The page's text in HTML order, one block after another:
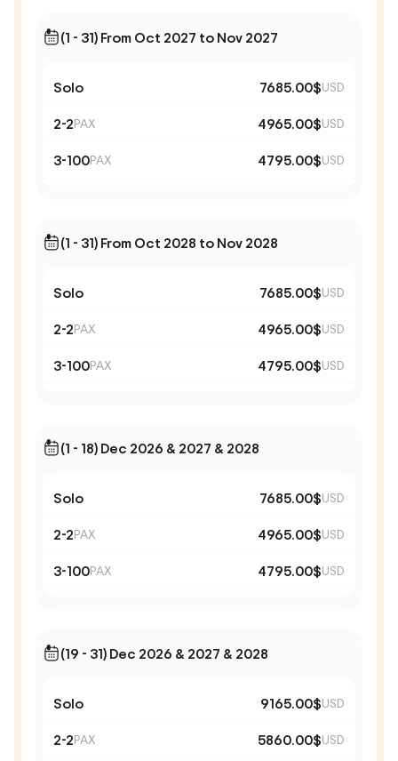
(1 - 31) From Oct 2027 to Nov 2027
Solo 7685.00$USD
2-2PAX 4965.00$USD
3-100PAX 4795.00$USD
(1 - 31) From Oct 2028 to Nov 2028
Solo 7685.00$USD
2-2PAX 4965.00$USD
3-100PAX 4795.00$USD
(1 - 18) Dec 2026 & 2027 & 2028
Solo 7685.00$USD
2-2PAX 4965.00$USD
3-100PAX 4795.00$USD
(19 - 31) Dec 2026 & 2027 & 2028
Solo 9165.00$USD
2-2PAX 5860.00$USD